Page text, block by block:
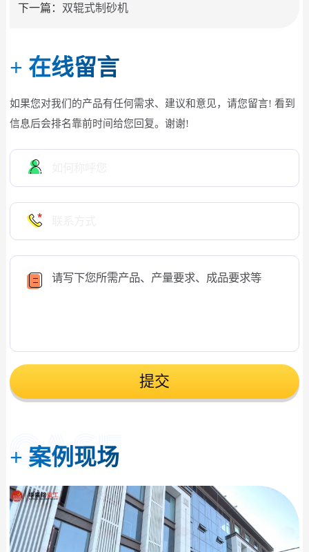
下一篇： 双辊式制砂机
+ 在线留言
如果您对我们的产品有任何需求、建议和意见，请您留言! 看到
信息后会排名靠前时间给您回复。谢谢!
提交
+ 案例现场